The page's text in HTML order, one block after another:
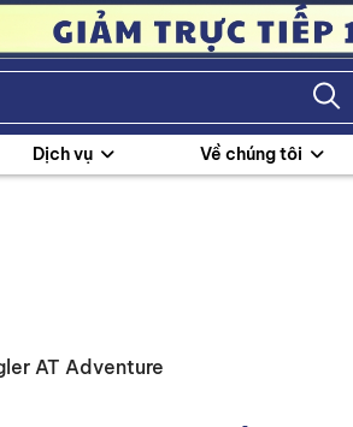
Dịch vụ Về chúng tôi
AT Adventure